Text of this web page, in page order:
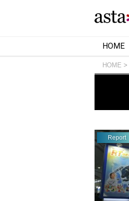
HOME
HOME
Report